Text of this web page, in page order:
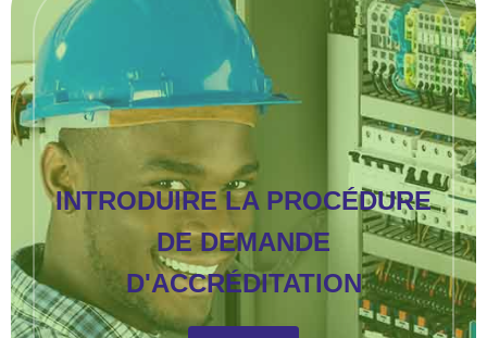
INTRODUIRE LA PROCÉDURE
DE DEMANDE
D'ACCRÉDITATION